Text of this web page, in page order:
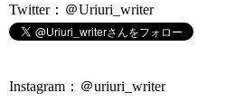
Twitter：＠Uriuri_writer
Instagram：＠uriuri_writer